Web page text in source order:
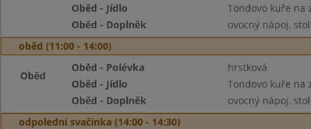
Oběd - Jídlo
Tondovo kuře na
Oběd - Doplněk
ovocný nápoj,
oběd (11:00 - 14:00)
Oběd
Oběd - Polévka
hrstková
Oběd - Jídlo
Tondovo kuře na
Oběd - Doplněk
ovocný nápoj,
odpolední svačinka (14:00 - 14:30)